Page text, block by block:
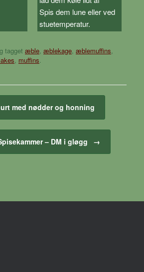
Spis dem lune eller ved
stuetemperatur.
tagget æble, æblekage, æblemuffins,
, muffins.
med nødder og honning
– DM i gløgg →